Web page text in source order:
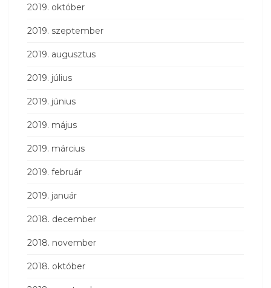
2019. október
2019. szeptember
2019. augusztus
2019. július
2019. június
2019. május
2019. március
2019. február
2019. január
2018. december
2018. november
2018. október